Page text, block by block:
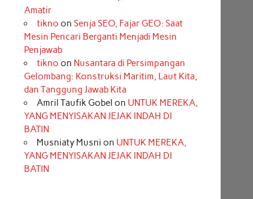
Amatir
tikno on Senja SEO, Fajar GEO: Saat
Mesin Pencari Berganti Menjadi Mesin
Penjawab
tikno on Nusantara di Persimpangan
Gelombang: Konstruksi Maritim, Laut Kita,
dan Tanggung Jawab Kita
Amril Taufik Gobel on UNTUK MEREKA,
YANG MENYISAKAN JEJAK INDAH DI
BATIN
Musniaty Musni on UNTUK MEREKA,
YANG MENYISAKAN JEJAK INDAH DI
BATIN